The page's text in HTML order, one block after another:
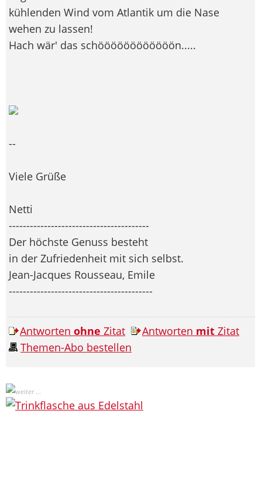
kühlenden Wind vom Atlantik um die Nase
wehen zu lassen!
Hach wär' das schöööööööööööön.....
--
Viele Grüße
Netti
----------------------------------------
Der höchste Genuss besteht
in der Zufriedenheit mit sich selbst.
Jean-Jacques Rousseau, Emile
-----------------------------------------
Antworten ohne Zitat Antworten mit Zitat
Themen-Abo bestellen